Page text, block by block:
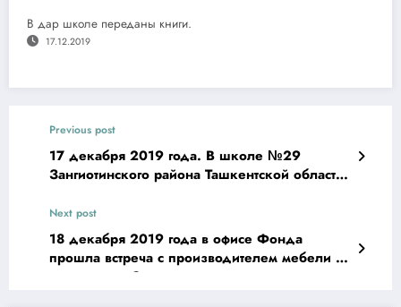
В дар школе переданы книги.
17.12.2019
Previous post
17 декабря 2019 года. В школе №29
Зангиотинского района Ташкентской области
Экологической партии Узбекистана
Турсунбаевой Саодат Гафуровны с
родителями и учениками старших классов.
Next post
18 декабря 2019 года в офисе Фонда
прошла встреча с производителем мебели по
программе «Создание дополнительных